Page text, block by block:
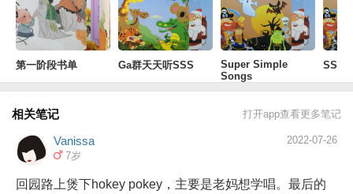
第一阶段书单 Ga群天天听SSS
Super Simple
Songs
SSS
相关笔记 打开app查看更多笔记
Vanissa
7岁
2022-07-26
回园路上煲下hokey pokey，主要是老妈想学唱。最后的